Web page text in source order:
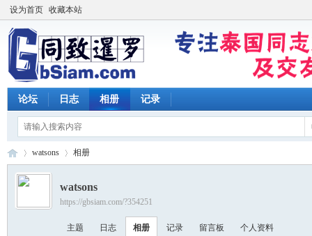
设为首页 收藏本站
论坛 日志 相册 记录
›
watsons 相册
watsons
https://gbsiam.com/?354251
主题 日志 相册 记录 留言板 个人资料